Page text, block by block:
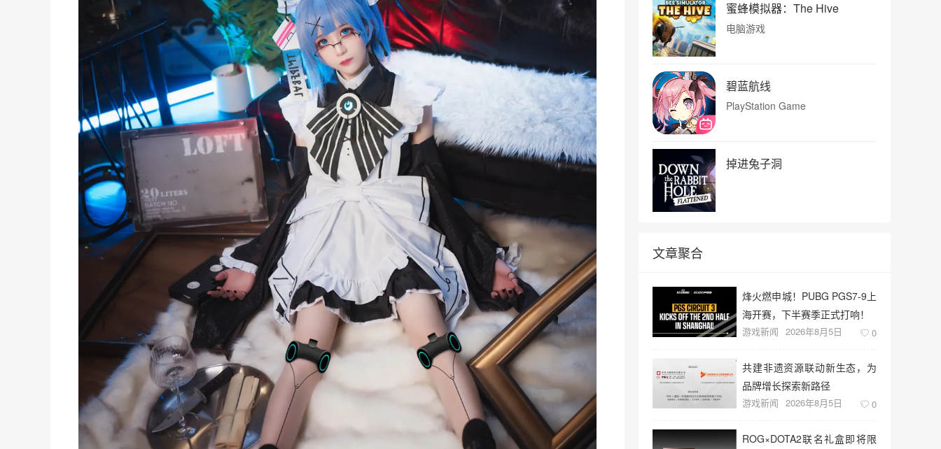
蜜蜂模拟器：The Hive
电脑游戏
碧蓝航线
PlayStation Game
掉进兔子洞
文章聚合
烽火燃申城！PUBG PGS7-9上
海开赛，下半赛季正式打响！
游戏新闻 2026年8月5日 0
共建非遗资源联动新生态，为
品牌增长探索新路径
游戏新闻 2026年8月5日 0
ROG×DOTA2联名礼盒即将限